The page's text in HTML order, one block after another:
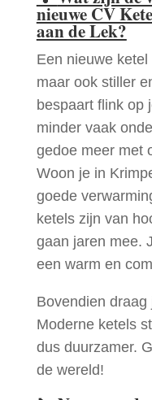
nieuwe CV
aan de Lek?
Een nieuwe
maar ook stiller
bespaart flink op
minder vaak
gedoe meer met
Woon je in
goede
ketels zijn van
gaan jaren mee.
een warm en
Bovendien
Moderne ketels
dus duurzamer.
de wereld!